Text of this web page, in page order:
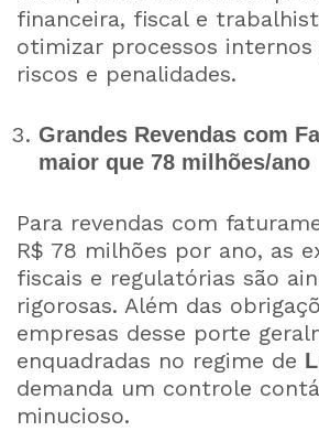
financeira, fiscal e
otimizar processos
riscos e penalidades.
Grandes Revendas com
maior que 78 milhões/ano
Para revendas com
R$ 78 milhões por ano, as
fiscais e regulatórias são
rigorosas. Além das
empresas desse porte
enquadradas no regime de
demanda um controle
minucioso.